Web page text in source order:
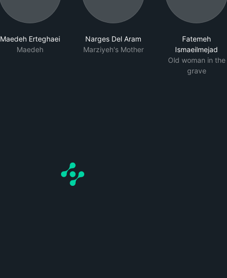
Maedeh Erteghaei
Maedeh
Narges Del Aram
Marziyeh's Mother
Fatemeh
Ismaeilmejad
Old woman in the
grave